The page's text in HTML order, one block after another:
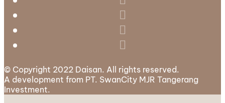
© Copyright 2022 Daisan. All rights reserved.
A development from PT. SwanCity MJR Tangerang
Investment.